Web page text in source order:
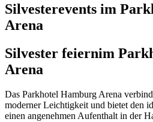
Silvesterevents im
Arena
Silvester feiernim
Arena
Das Parkhotel Hamburg Arena
moderner Leichtigkeit und bietet den
einen angenehmen Aufenthalt in der